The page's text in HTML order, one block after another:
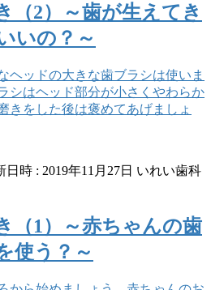
（2）～歯が生えてき
いの？～
ヘッドの大きな歯ブラシは使いま
シはヘッド部分が小さくやわらか
きをした後は褒めてあげましょ
日時 : 2019年11月27日 いれい歯科
（1）～赤ちゃんの歯
使う？～